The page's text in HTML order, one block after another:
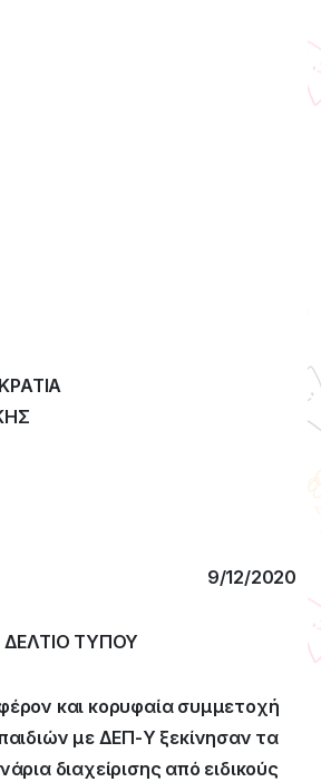
9/12/2020
ΔΕΛΤΙΟ ΤΥΠΟΥ
και κορυφαία συμμετοχή
με ΔΕΠ-Υ ξεκίνησαν τα
διαχείρισης από ειδικούς